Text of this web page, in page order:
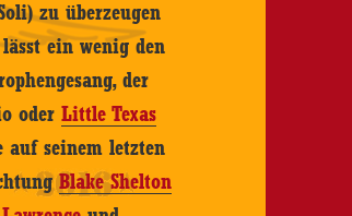
zu überzeugen
ein wenig den
der
oderLittle Texas
auf seinem letzten
Blake Shelton